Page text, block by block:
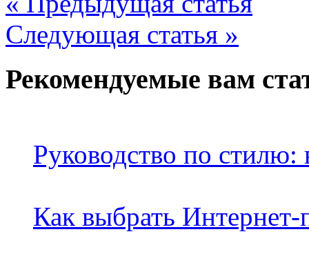
Следующая статья »
Рекомендуемые вам
Руководство по
Как выбрать Интернет-